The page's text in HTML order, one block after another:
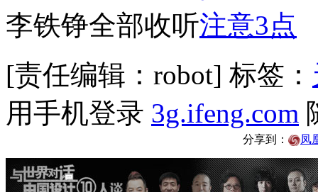
李铁铮全部收听
[责任编辑：robot] 标签：
用手机登录 3g.ifeng.com
分享到： 凤